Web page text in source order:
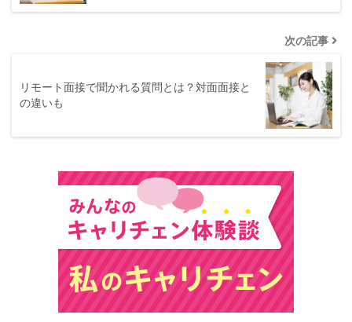
次の記事
リモート面接で聞かれる質問とは？対面面接と
の違いも